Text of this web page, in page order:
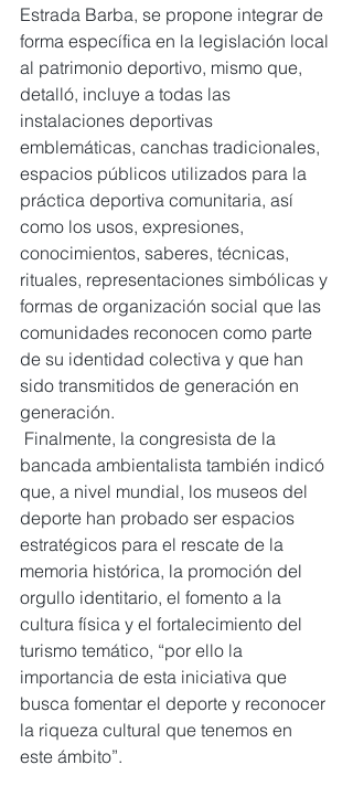
Estrada Barba, se propone integrar de
forma específica en la legislación local
al patrimonio deportivo, mismo que,
detalló, incluye a todas las
instalaciones deportivas
emblemáticas, canchas tradicionales,
espacios públicos utilizados para la
práctica deportiva comunitaria, así
como los usos, expresiones,
conocimientos, saberes, técnicas,
rituales, representaciones simbólicas y
formas de organización social que las
comunidades reconocen como parte
de su identidad colectiva y que han
sido transmitidos de generación en
generación.
Finalmente, la congresista de la
bancada ambientalista también indicó
que, a nivel mundial, los museos del
deporte han probado ser espacios
estratégicos para el rescate de la
memoria histórica, la promoción del
orgullo identitario, el fomento a la
cultura física y el fortalecimiento del
turismo temático, “por ello la
importancia de esta iniciativa que
busca fomentar el deporte y reconocer
la riqueza cultural que tenemos en
este ámbito”.